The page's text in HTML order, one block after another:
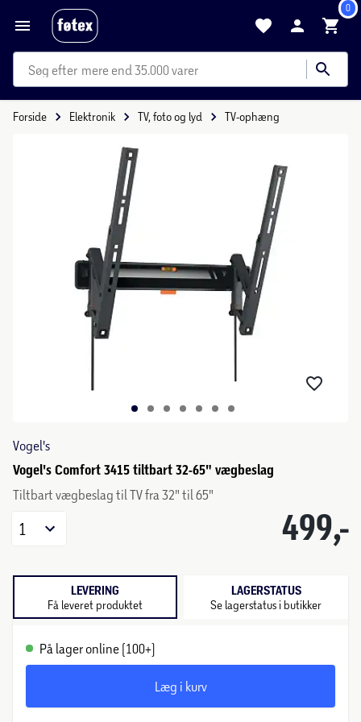
0
mere end 35.000 varer
Forside Elektronik TV, foto og lyd TV-ophæng
Vogel's
Vogel's Comfort 3415 tiltbart 32-65" vægbeslag
Tiltbart vægbeslag til TV fra 32" til 65"
499,-
1
LEVERING
Få leveret produktet
LAGERSTATUS
Se lagerstatus i butikker
På lager online (100+)
Læg i kurv